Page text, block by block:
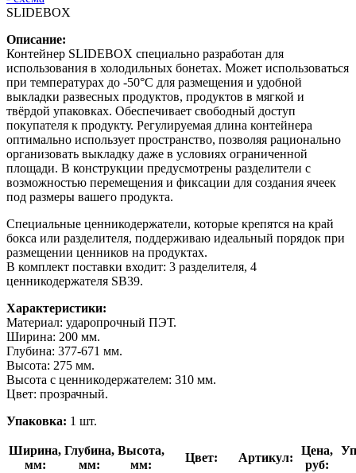
SLIDEBOX
Описание:
Контейнер SLIDEBOX специально разработан для
использования в холодильных бонетах. Может использоваться
при температурах до -50°С для размещения и удобной
выкладки развесных продуктов, продуктов в мягкой и
твёрдой упаковках. Обеспечивает свободный доступ
покупателя к продукту. Регулируемая длина контейнера
оптимально использует пространство, позволяя рационально
организовать выкладку даже в условиях ограниченной
площади. В конструкции предусмотрены разделители с
возможностью перемещения и фиксации для создания ячеек
под размеры вашего продукта.
Специальные ценникодержатели, которые крепятся на край
бокса или разделителя, поддерживаю идеальный порядок при
размещении ценников на продуктах.
В комплект поставки входит: 3 разделителя, 4
ценникодержателя SB39.
Характеристики:
Материал: ударопрочный ПЭТ.
Ширина: 200 мм.
Глубина: 377-671 мм.
Высота: 275 мм.
Высота с ценникодержателем: 310 мм.
Цвет: прозрачный.
Упаковка: 1 шт.
Ширина,
мм:
Глубина,
мм:
Высота,
мм:
Цвет: Артикул:
Цена,
руб: